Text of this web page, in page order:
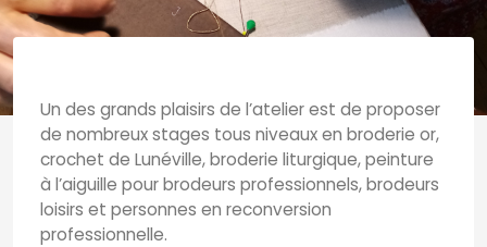
Un des grands plaisirs de l’atelier est de proposer
de nombreux stages tous niveaux en broderie or,
crochet de Lunéville, broderie liturgique, peinture
à l’aiguille pour brodeurs professionnels, brodeurs
loisirs et personnes en reconversion
professionnelle.